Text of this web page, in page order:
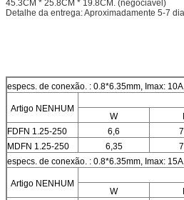
45.3CM * 25.8CM * 19.8CM. (negociável)
Detalhe da entrega: Aproximadamente 5-7
especs. de conexão. : 0.8*6.35mm, Imax:
Artigo NENHUM
W
FDFN 1.25-250
6,6
MDFN 1.25-250
6,35
especs. de conexão. : 0.8*6.35mm, Imax:
Artigo NENHUM
W